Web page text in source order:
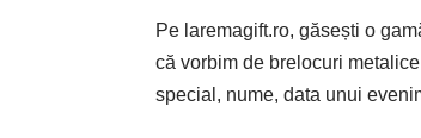
Pe laremagift.ro, găsești o
că vorbim de brelocuri
special, nume, data unui